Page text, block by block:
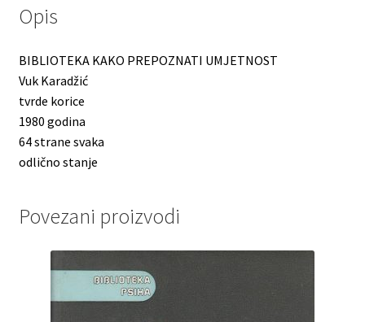
Opis
BIBLIOTEKA KAKO PREPOZNATI UMJETNOST
Vuk Karadžić
tvrde korice
1980 godina
64 strane svaka
odlično stanje
Povezani proizvodi